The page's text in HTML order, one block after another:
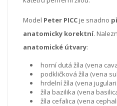
Model Peter PICC je snadno
anatomicky korektní.
anatomické útvary:
horní dutá žíla (vena
podkličková žíla (vena
hrdelní žíla (vena
žíla bazilika (vena
žíla cefalica (vena